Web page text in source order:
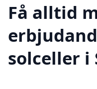
Få alltid
solceller i